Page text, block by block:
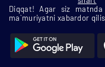
Diqqat! Agar siz
ma`muriyatni xabardor